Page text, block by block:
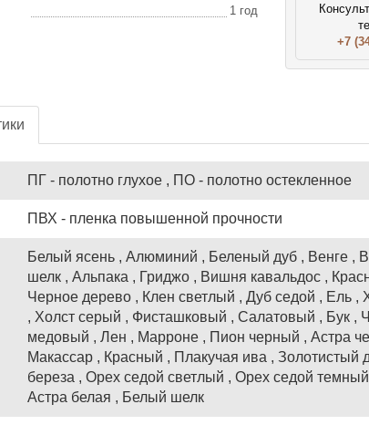
1 год
+7
ПГ - полотно глухое , ПО - полотно остекленное
ПВХ - пленка повышенной прочности
Белый ясень , Алюминий , Беленый дуб , Венге ,
шелк , Альпака , Гриджо , Вишня кавальдос ,
Черное дерево , Клен светлый , Дуб седой , Ель ,
, Холст серый , Фисташковый , Салатовый , Бук ,
медовый , Лен , Марроне , Пион черный , Астра
Макассар , Красный , Плакучая ива , Золотистый
береза , Орех седой светлый , Орех седой
Астра белая , Белый шелк